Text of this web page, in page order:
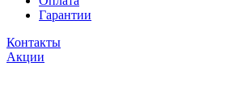
Гарантии
Контакты
Акции